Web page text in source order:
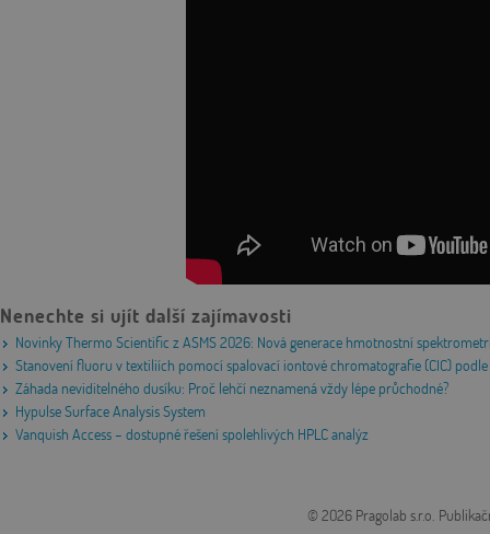
Nenechte si ujít další zajímavosti
Novinky Thermo Scientific z ASMS 2026: Nová generace hmotnostní
Stanovení fluoru v textiliích pomocí spalovací iontové chromatografie (CIC)
Záhada neviditelného dusíku: Proč lehčí neznamená vždy lépe průchodné?
Hypulse Surface Analysis System
Vanquish Access – dostupné řešení spolehlivých HPLC analýz
© 2026 Pragolab s.r.o.